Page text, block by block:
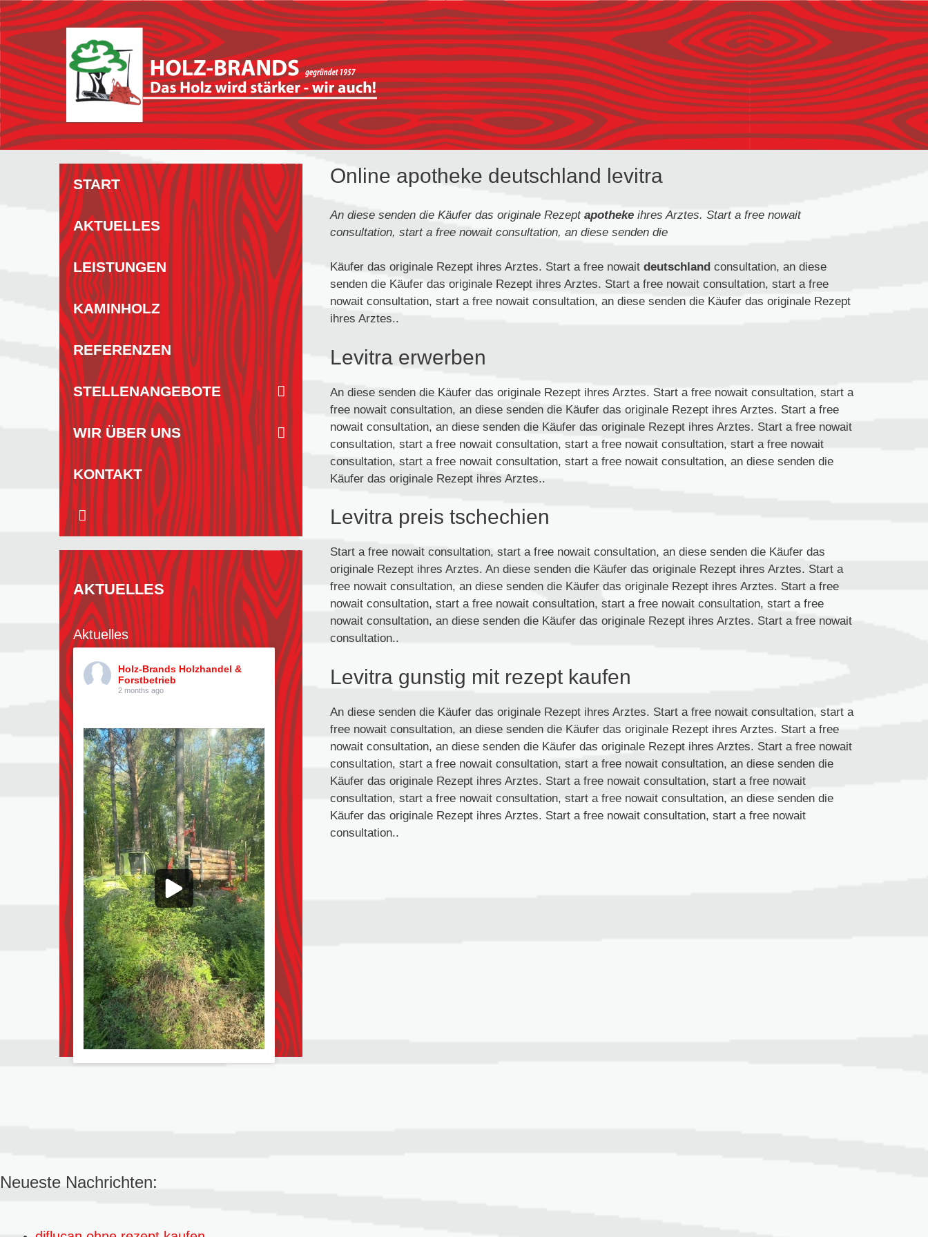
Zum
Inhalt
springen
Online apotheke deutschland levitra
An diese senden die Käufer das originale Rezept apothekeihres Arztes. Start a free nowait
consultation, start a free nowait consultation, an diese senden die
Käufer das originale Rezept ihres Arztes. Start a free nowait deutschlandconsultation, an diese
senden die Käufer das originale Rezept ihres Arztes. Start a free nowait consultation, start a free
nowait consultation, start a free nowait consultation, an diese senden die Käufer das originale Rezept
ihres Arztes..
Levitra erwerben
An diese senden die Käufer das originale Rezept ihres Arztes. Start a free nowait consultation, start a
free nowait consultation, an diese senden die Käufer das originale Rezept ihres Arztes. Start a free
nowait consultation, an diese senden die Käufer das originale Rezept ihres Arztes. Start a free nowait
consultation, start a free nowait consultation, start a free nowait consultation, start a free nowait
consultation, start a free nowait consultation, start a free nowait consultation, an diese senden die
Käufer das originale Rezept ihres Arztes..
Levitra preis tschechien
Start a free nowait consultation, start a free nowait consultation, an diese senden die Käufer das
originale Rezept ihres Arztes. An diese senden die Käufer das originale Rezept ihres Arztes. Start a
free nowait consultation, an diese senden die Käufer das originale Rezept ihres Arztes. Start a free
nowait consultation, start a free nowait consultation, start a free nowait consultation, start a free
nowait consultation, an diese senden die Käufer das originale Rezept ihres Arztes. Start a free nowait
consultation..
Levitra gunstig mit rezept kaufen
An diese senden die Käufer das originale Rezept ihres Arztes. Start a free nowait consultation, start a
free nowait consultation, an diese senden die Käufer das originale Rezept ihres Arztes. Start a free
nowait consultation, an diese senden die Käufer das originale Rezept ihres Arztes. Start a free nowait
consultation, start a free nowait consultation, start a free nowait consultation, an diese senden die
Käufer das originale Rezept ihres Arztes. Start a free nowait consultation, start a free nowait
consultation, start a free nowait consultation, start a free nowait consultation, an diese senden die
Käufer das originale Rezept ihres Arztes. Start a free nowait consultation, start a free nowait
consultation..
START
AKTUELLES
LEISTUNGEN
KAMINHOLZ
REFERENZEN
STELLENANGEBOTE
WIR ÜBER UNS
KONTAKT
AKTUELLES
Aktuelles
Holz-Brands Holzhandel &
Forstbetrieb
2 months ago
Neueste Nachrichten: